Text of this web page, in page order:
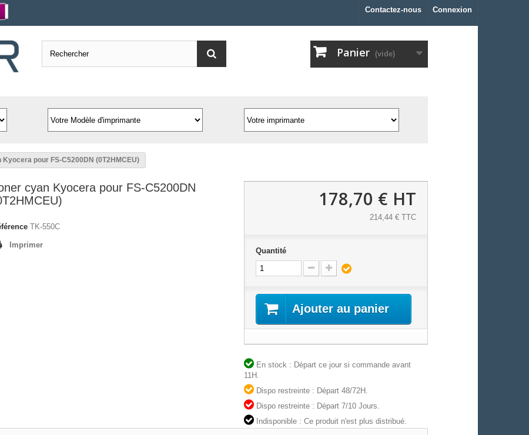
Connexion
Contactez-nous
Panier (vide)
Kyocera pour FS-C5200DN (0T2HMCEU)
cyan Kyocera pour FS-C5200DN
TK-550C
Imprimer
178,70 € HT
214,44 € TTC
Quantité
Ajouter au panier
En stock : Départ ce jour si commande avant
11H.
Dispo restreinte : Départ 48/72H.
Dispo restreinte : Départ 7/10 Jours.
Indisponible : Ce produit n'est plus distribué.